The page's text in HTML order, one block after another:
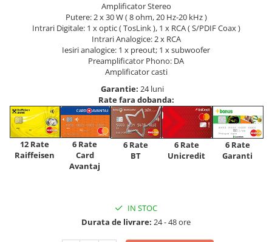
Amplificator Stereo
Putere: 2 x 30 W ( 8 ohm, 20 Hz-20 kHz )
Intrari Digitale: 1 x optic ( TosLink ), 1 x RCA ( S/PDIF Coax )
Intrari Analogice: 2 x RCA
Iesiri analogice: 1 x preout; 1 x subwoofer
Preamplificator Phono: DA
Amplificator casti
Garantie: 24 luni
Rate fara dobanda:
12 Rate
Raiffeisen
6 Rate
Card
Avantaj
6 Rate
BT
6 Rate
Unicredit
6 Rate
Garanti
IN STOC
Durata de livrare: 24 - 48 ore